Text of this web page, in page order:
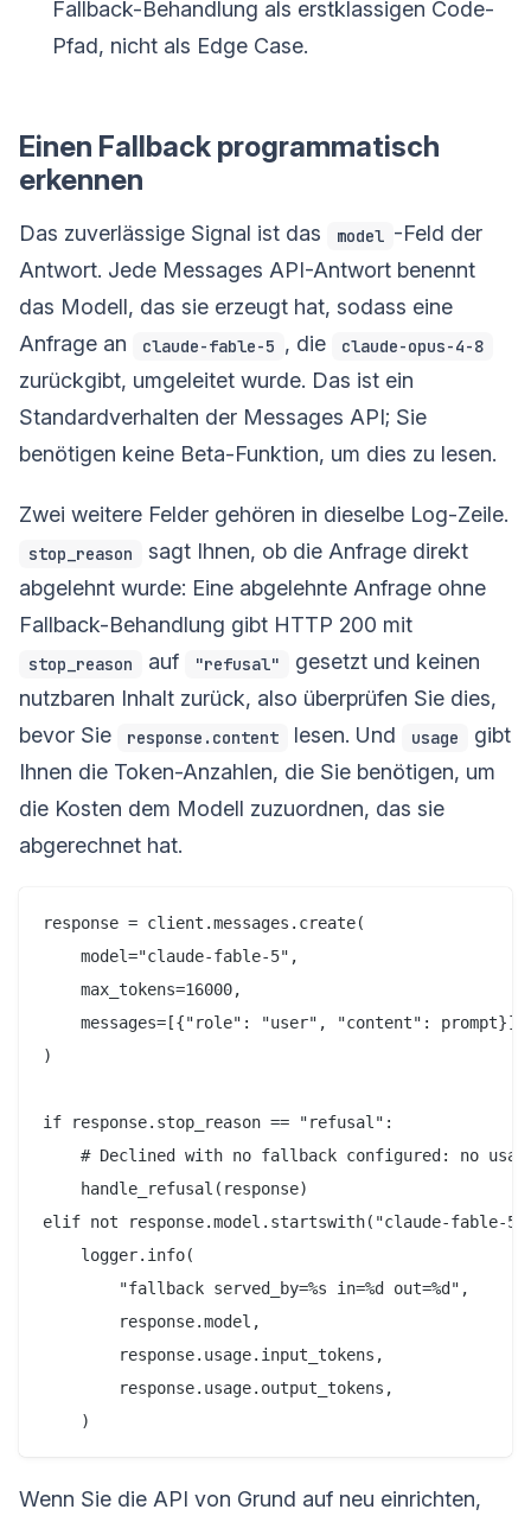
Fallback-Behandlung als erstklassigen Code-
Pfad, nicht als Edge Case.
Einen Fallback programmatisch
erkennen
Das zuverlässige Signal ist das model -Feld der
Antwort. Jede Messages API-Antwort benennt
das Modell, das sie erzeugt hat, sodass eine
Anfrage an
claude-fable-5 , die claude-opus-4-8
zurückgibt, umgeleitet wurde. Das ist ein
Standardverhalten der Messages API; Sie
benötigen keine Beta-Funktion, um dies zu lesen.
Zwei weitere Felder gehören in dieselbe Log-Zeile.
stop_reason
sagt Ihnen, ob die Anfrage direkt
abgelehnt wurde: Eine abgelehnte Anfrage ohne
Fallback-Behandlung gibt HTTP 200 mit
stop_reason auf "refusal"
gesetzt und keinen
nutzbaren Inhalt zurück, also überprüfen Sie dies,
bevor Sie
response.content lesen. Und usage
gibt
Ihnen die Token-Anzahlen, die Sie benötigen, um
die Kosten dem Modell zuzuordnen, das sie
abgerechnet hat.
response = client.messages.create(
    model="claude-fable-5",
    max_tokens=16000,
    messages=[{"role": "user", "content": prompt}],
)
if response.stop_reason == "refusal":
# Declined with no fallback configured: no
    handle_refusal(response)
elif not response.model.startswith("claude-fable-
    logger.info(
        "fallback served_by=%s in=%d out=%d",
        response.model,
        response.usage.input_tokens,
        response.usage.output_tokens,
Wenn Sie die API von Grund auf neu einrichten,